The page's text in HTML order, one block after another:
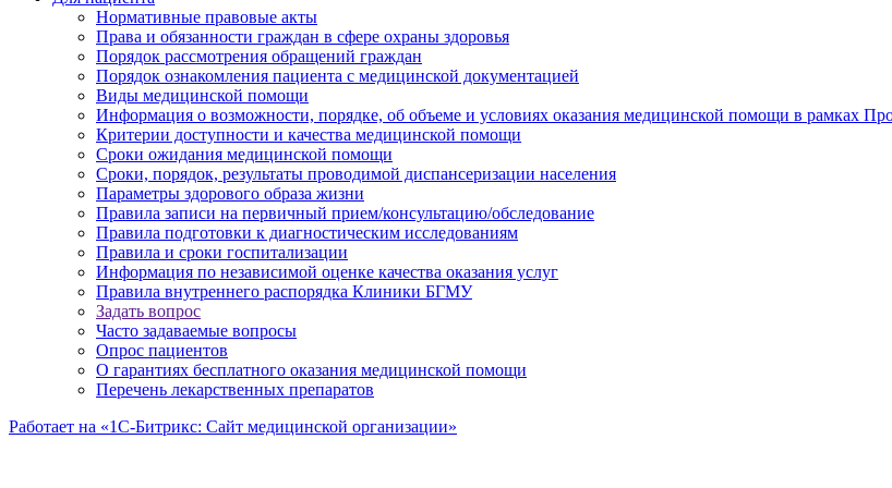
Нормативные правовые акты
Права и обязанности граждан в сфере охраны здоровья
Порядок рассмотрения обращений граждан
Порядок ознакомления пациента с медицинской документацией
Виды медицинской помощи
Информация о возможности, порядке, об объеме и условиях оказания медицинской помощи в рамках
Критерии доступности и качества медицинской помощи
Сроки ожидания медицинской помощи
Сроки, порядок, результаты проводимой диспансеризации населения
Параметры здорового образа жизни
Правила записи на первичный прием/консультацию/обследование
Правила подготовки к диагностическим исследованиям
Правила и сроки госпитализации
Информация по независимой оценке качества оказания услуг
Правила внутреннего распорядка Клиники БГМУ
Задать вопрос
Часто задаваемые вопросы
Опрос пациентов
О гарантиях бесплатного оказания медицинской помощи
Перечень лекарственных препаратов
Работает на «1С-Битрикс: Сайт медицинской организации»